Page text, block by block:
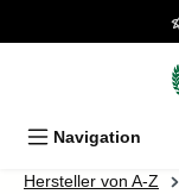
Zum Hauptinhalt
Navigation
Hersteller von A-Z